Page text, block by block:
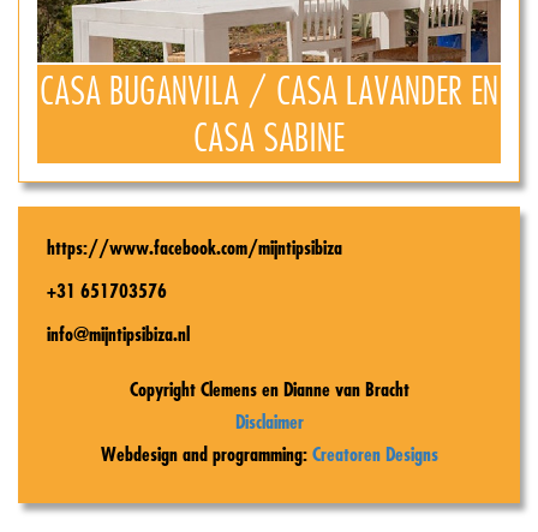
CASA BUGANVILA / CASA LAVANDER EN
CASA SABINE
https://www.facebook.com/mijntipsibiza
+31 651703576
info@mijntipsibiza.nl
Copyright Clemens en Dianne van Bracht
Disclaimer
Webdesign and programming: Creatoren Designs